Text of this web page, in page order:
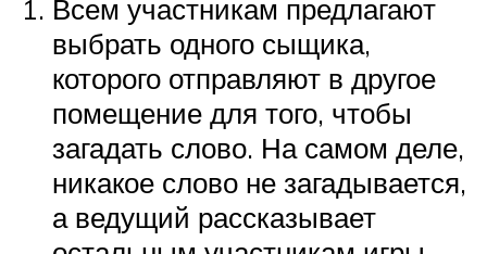
Всем участникам предлагают
выбрать одного сыщика,
которого отправляют в другое
помещение для того, чтобы
загадать слово. На самом деле,
никакое слово не загадывается,
а ведущий рассказывает